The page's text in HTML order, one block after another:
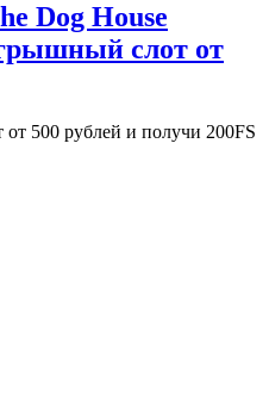
Dog House
слот от
500 рублей и получи 200FS